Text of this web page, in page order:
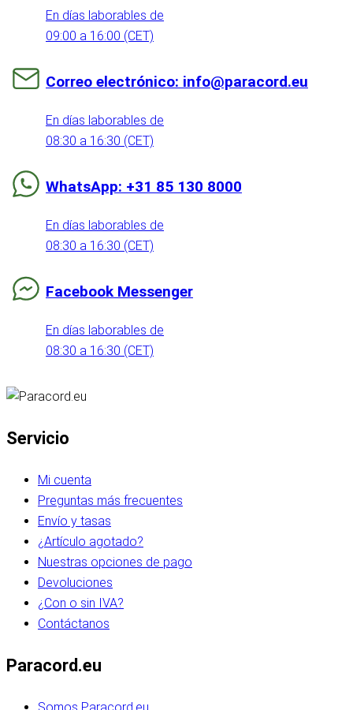
En días laborables de
09:00 a 16:00 (CET)
Correo electrónico: info@paracord.eu
En días laborables de
08:30 a 16:30 (CET)
WhatsApp: +31 85 130 8000
En días laborables de
08:30 a 16:30 (CET)
Facebook Messenger
En días laborables de
08:30 a 16:30 (CET)
Servicio
Mi cuenta
Preguntas más frecuentes
Envío y tasas
¿Artículo agotado?
Nuestras opciones de pago
Devoluciones
¿Con o sin IVA?
Contáctanos
Paracord.eu